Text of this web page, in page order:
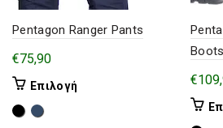
Pentagon Ranger Pants
€75,90
Επιλογή
Boots
€